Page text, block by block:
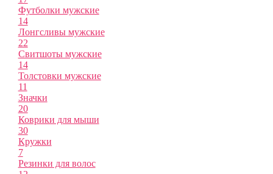
Футболки мужские
14
Лонгсливы мужские
22
Свитшоты мужские
14
Толстовки мужские
11
Значки
20
Коврики для мыши
30
Кружки
7
Резинки для волос